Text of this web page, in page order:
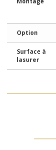
Option
Surface à
lasurer